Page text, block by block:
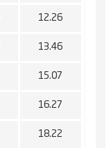
12.26
13.46
15.07
16.27
18.22